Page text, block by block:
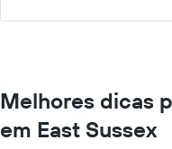
Melhores dicas
em East Sussex